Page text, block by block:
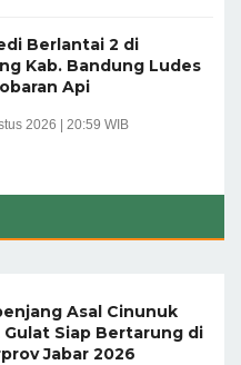
Berlantai 2 di
Kab. Bandung Ludes
Api
2026 | 20:59 WIB
Asal Cinunuk
Siap Bertarung di
Jabar 2026